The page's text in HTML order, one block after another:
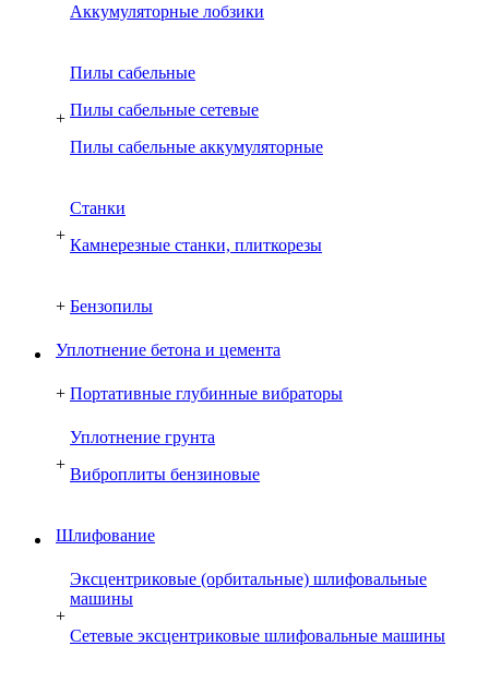
Аккумуляторные лобзики
+
Пилы сабельные
Пилы сабельные сетевые
Пилы сабельные аккумуляторные
+
Cтанки
Камнерезные станки, плиткорезы
+ Бензопилы
Уплотнение бетона и цемента
+ Портативные глубинные вибраторы
+
Уплотнение грунта
Виброплиты бензиновые
Шлифование
+
Эксцентриковые (орбитальные) шлифовальные
машины
Сетевые эксцентриковые шлифовальные машины